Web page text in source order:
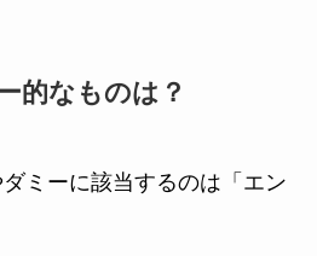
的なものは？
ミーに該当するのは「エン